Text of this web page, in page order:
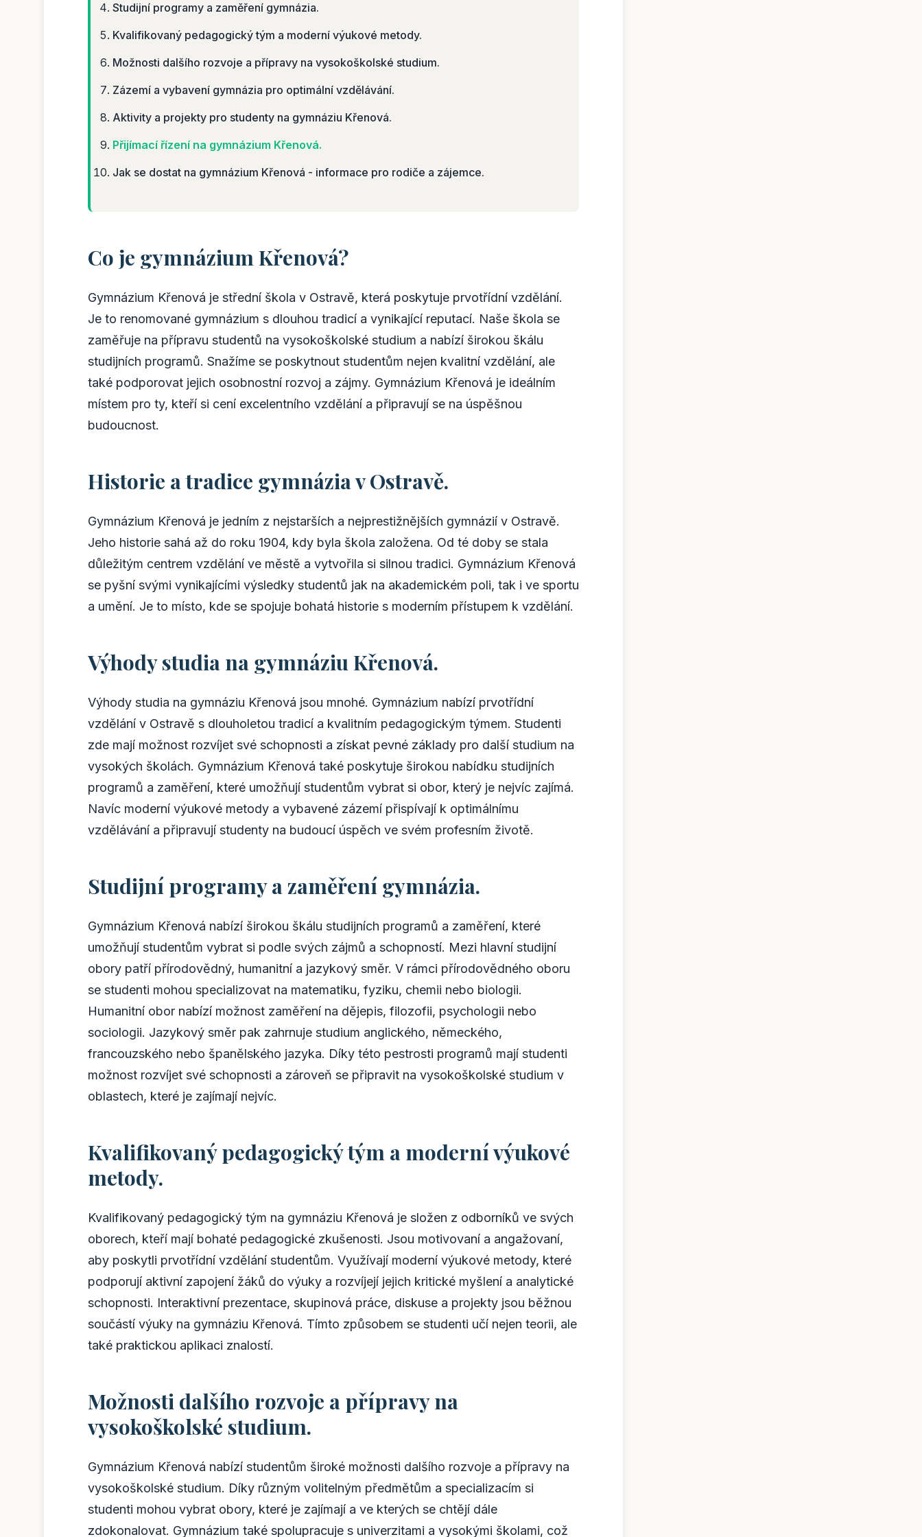
Studijní programy a zaměření gymnázia.
Kvalifikovaný pedagogický tým a moderní výukové metody.
Možnosti dalšího rozvoje a přípravy na vysokoškolské studium.
Zázemí a vybavení gymnázia pro optimální vzdělávání.
Aktivity a projekty pro studenty na gymnáziu Křenová.
Přijímací řízení na gymnázium Křenová.
Jak se dostat na gymnázium Křenová - informace pro rodiče a zájemce.
Co je gymnázium Křenová?
Gymnázium Křenová je střední škola v Ostravě, která poskytuje prvotřídní vzdělání.
Je to renomované gymnázium s dlouhou tradicí a vynikající reputací. Naše škola se
zaměřuje na přípravu studentů na vysokoškolské studium a nabízí širokou škálu
studijních programů. Snažíme se poskytnout studentům nejen kvalitní vzdělání, ale
také podporovat jejich osobnostní rozvoj a zájmy. Gymnázium Křenová je ideálním
místem pro ty, kteří si cení excelentního vzdělání a připravují se na úspěšnou
budoucnost.
Historie a tradice gymnázia v Ostravě.
Gymnázium Křenová je jedním z nejstarších a nejprestižnějších gymnázií v Ostravě.
Jeho historie sahá až do roku 1904, kdy byla škola založena. Od té doby se stala
důležitým centrem vzdělání ve městě a vytvořila si silnou tradici. Gymnázium Křenová
se pyšní svými vynikajícími výsledky studentů jak na akademickém poli, tak i ve sportu
a umění. Je to místo, kde se spojuje bohatá historie s moderním přístupem k vzdělání.
Výhody studia na gymnáziu Křenová.
Výhody studia na gymnáziu Křenová jsou mnohé. Gymnázium nabízí prvotřídní
vzdělání v Ostravě s dlouholetou tradicí a kvalitním pedagogickým týmem. Studenti
zde mají možnost rozvíjet své schopnosti a získat pevné základy pro další studium na
vysokých školách. Gymnázium Křenová také poskytuje širokou nabídku studijních
programů a zaměření, které umožňují studentům vybrat si obor, který je nejvíc zajímá.
Navíc moderní výukové metody a vybavené zázemí přispívají k optimálnímu
vzdělávání a připravují studenty na budoucí úspěch ve svém profesním životě.
Studijní programy a zaměření gymnázia.
Gymnázium Křenová nabízí širokou škálu studijních programů a zaměření, které
umožňují studentům vybrat si podle svých zájmů a schopností. Mezi hlavní studijní
obory patří přírodovědný, humanitní a jazykový směr. V rámci přírodovědného oboru
se studenti mohou specializovat na matematiku, fyziku, chemii nebo biologii.
Humanitní obor nabízí možnost zaměření na dějepis, filozofii, psychologii nebo
sociologii. Jazykový směr pak zahrnuje studium anglického, německého,
francouzského nebo španělského jazyka. Díky této pestrosti programů mají studenti
možnost rozvíjet své schopnosti a zároveň se připravit na vysokoškolské studium v
oblastech, které je zajímají nejvíc.
Kvalifikovaný pedagogický tým a moderní výukové
metody.
Kvalifikovaný pedagogický tým na gymnáziu Křenová je složen z odborníků ve svých
oborech, kteří mají bohaté pedagogické zkušenosti. Jsou motivovaní a angažovaní,
aby poskytli prvotřídní vzdělání studentům. Využívají moderní výukové metody, které
podporují aktivní zapojení žáků do výuky a rozvíjejí jejich kritické myšlení a analytické
schopnosti. Interaktivní prezentace, skupinová práce, diskuse a projekty jsou běžnou
součástí výuky na gymnáziu Křenová. Tímto způsobem se studenti učí nejen teorii, ale
také praktickou aplikaci znalostí.
Možnosti dalšího rozvoje a přípravy na
vysokoškolské studium.
Gymnázium Křenová nabízí studentům široké možnosti dalšího rozvoje a přípravy na
vysokoškolské studium. Díky různým volitelným předmětům a specializacím si
studenti mohou vybrat obory, které je zajímají a ve kterých se chtějí dále
zdokonalovat. Gymnázium také spolupracuje s univerzitami a vysokými školami, což